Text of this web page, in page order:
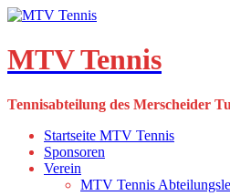
Skip
content
MTV Tennis
Tennisabteilung des Merscheider
Startseite MTV Tennis
Sponsoren
Verein
MTV Tennis